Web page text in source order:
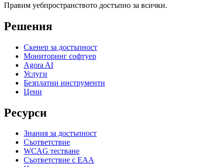
Правим уебпространството достъпно за всички.
Решения
Скенер за достъпност
Мониторинг софтуер
Agora AI
Услуги
Безплатни инструменти
Цени
Ресурси
Знания за достъпност
Съответствие
WCAG тестване
Съответствие с EAA